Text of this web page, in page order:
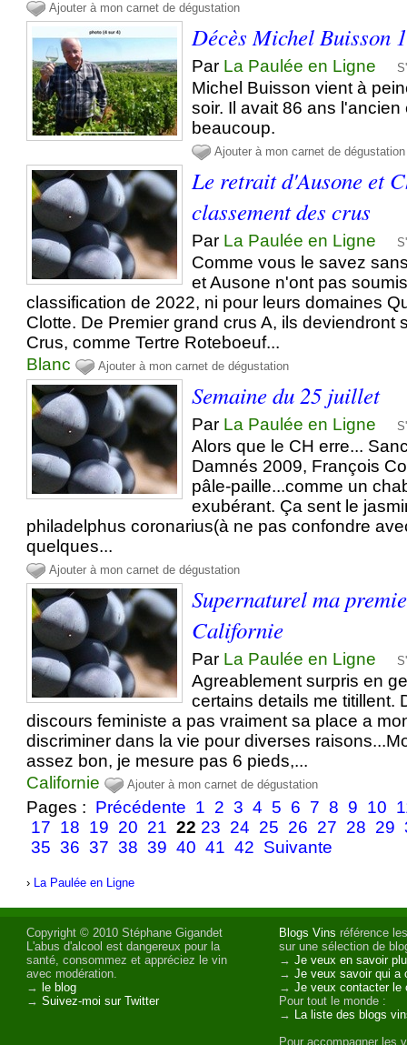
Ajouter à mon carnet de dégustation
Décès Michel Buisson
Par La Paulée en Ligne
Michel Buisson vient à
soir. Il avait 86 ans
beaucoup.
Ajouter à mon carnet de dégustation
Le retrait d'Ausone et
classement des crus
Par La Paulée en Ligne
Comme vous le savez
et Ausone n'ont pas
classification de 2022, ni pour leurs domaines
Clotte. De Premier grand crus A, ils deviendront
Crus, comme Tertre Roteboeuf...
Blanc
Ajouter à mon carnet de dégustation
Semaine du 25 juillet
Par La Paulée en Ligne
Alors que le CH erre...
Damnés 2009, François
pâle-paille...comme un
exubérant. Ça sent le
philadelphus coronarius(à ne pas confondre
quelques...
Ajouter à mon carnet de dégustation
Supernaturel ma
Californie
Par La Paulée en Ligne
Agreablement surpris en
certains details me titillent.
discours feministe a pas vraiment sa place a
discriminer dans la vie pour diverses
assez bon, je mesure pas 6 pieds,...
Californie
Ajouter à mon carnet de dégustation
Pages : Précédente 1 2 3 4 5 6 7 8 9 10
17 18 19 20 21 22 23 24 25 26 27 28 29
35 36 37 38 39 40 41 42 Suivante
› La Paulée en Ligne
Copyright © 2010 Stéphane Gigandet
L'abus d'alcool est dangereux pour la
santé, consommez et appréciez le vin
avec modération.
→ le blog
→Suivez-moi sur Twitter
Blogs Vins référence
sur une sélection de
→Je veux en savoir
→Je veux savoir qui a
→Je veux contacter le
Pour tout le monde :
→ La liste des blogs
Pour accompagner les